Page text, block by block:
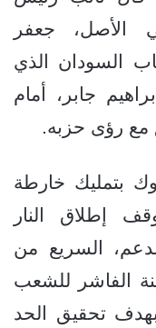
الأصل، جعفر
السودان الذي
جابر، أمام
مع رؤى حزبه.
بتمليك خارطة
إطلاق النار
السريع من
الفاشر للشعب
تحقيق الحد